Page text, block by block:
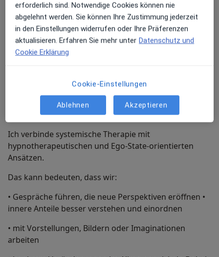
• dass wir gemeinsam in Ihrem Tempo arbeiten
• und dass Therapie verständlich und transparent
bleibt Ich verstehe Therapie als einen gemeinsamen
Prozess.
und einen klaren Blick von außen.
// Wie ich arbeite //
Ich verbinde systemische Therapie mit
hypnotherapeutischen und Ego-State-orientierten
Ansätzen.
Das kann bedeuten, dass wir:
• Gespräche führen, die neue Perspektiven eröffnen •
innere Anteile besser verstehen und einordnen
• mit Vorstellungen, Bildern oder Imaginationen
arbeiten
erforderlich sind. Notwendige Cookies können nie
abgelehnt werden. Sie können Ihre Zustimmung jederzeit
in den Einstellungen widerrufen oder Ihre Präferenzen
aktualisieren. Erfahren Sie mehr unter Datenschutz und
Cookie Erklärung
Cookie-Einstellungen
Ablehnen Akzeptieren